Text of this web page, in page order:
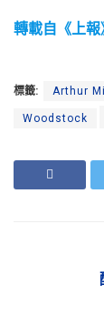
轉載自《上報
標籤: Arthur
Woodstock